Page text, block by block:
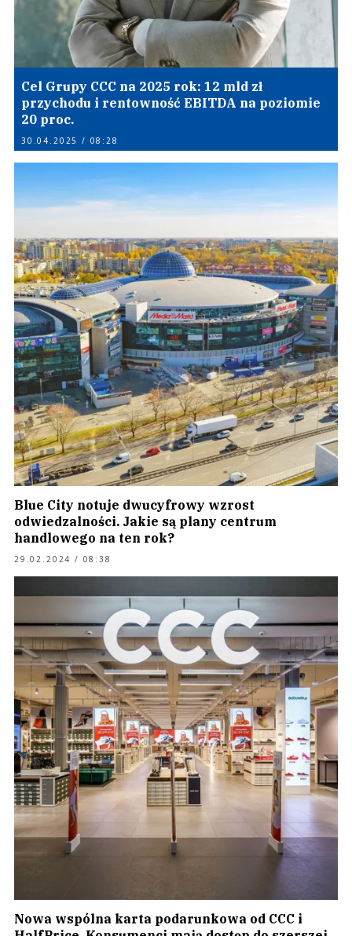
Cel Grupy CCC na 2025 rok: 12 mld zł
przychodu i rentowność EBITDA na poziomie
20 proc.
30.04.2025 / 08:28
Blue City notuje dwucyfrowy wzrost
odwiedzalności. Jakie są plany centrum
handlowego na ten rok?
29.02.2024 / 08:38
Nowa wspólna karta podarunkowa od CCC i